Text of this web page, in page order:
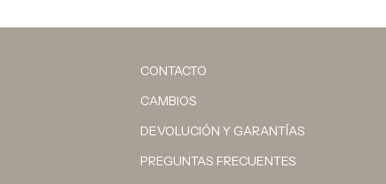
CONTACTO
CAMBIOS
DEVOLUCIÓN Y GARANTÍAS
PREGUNTAS FRECUENTES